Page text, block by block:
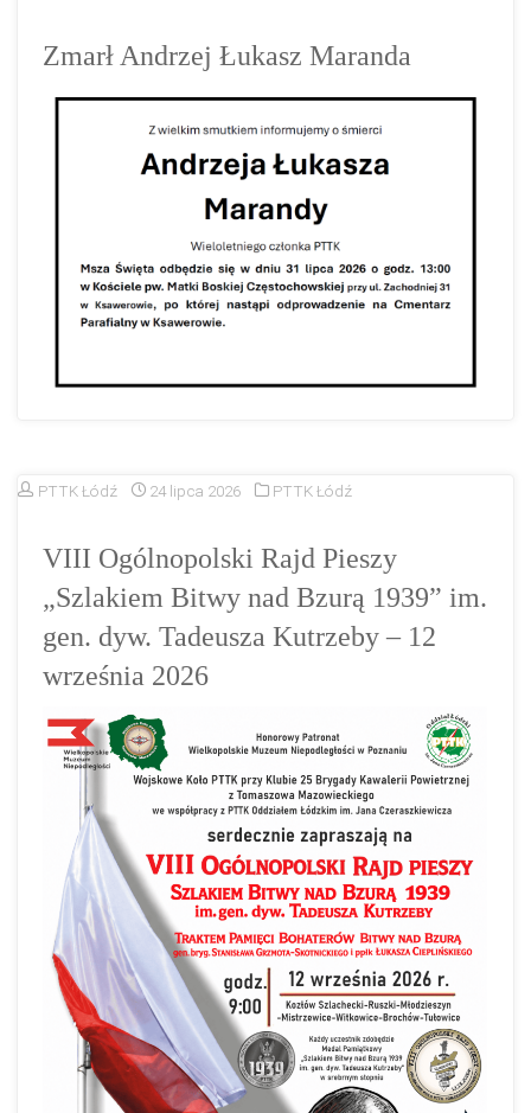
Zmarł Andrzej Łukasz Maranda
PTTK Łódź 24 lipca 2026 PTTK Łódź
VIII Ogólnopolski Rajd Pieszy
„Szlakiem Bitwy nad Bzurą 1939” im.
gen. dyw. Tadeusza Kutrzeby – 12
września 2026